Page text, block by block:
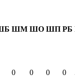
ШМ ШО ШП РБ
0 0 0 0